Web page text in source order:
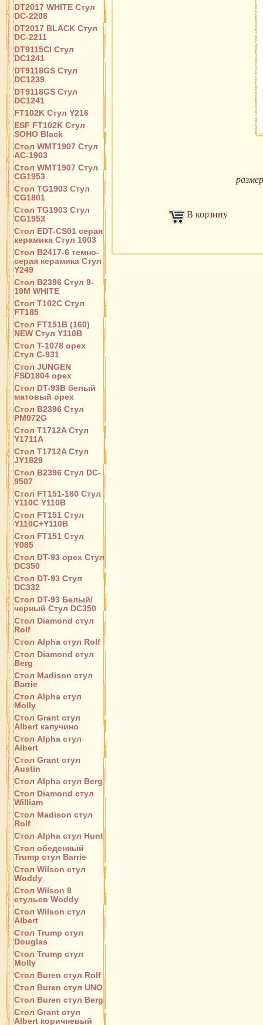
DT2017 WHITE Стул
DC-2208
DT2017 BLACK Стул
DC-2211
DT9115CI Стул
DC1241
DT9118GS Стул
DC1239
DT9118GS Стул
DC1241
FT102K Стул Y216
ESF FT102K Стул
SOHO Black
Стол WMT1907 Стул
AC-1903
Стол WMT1907 Стул
CG1953
Стол TG1903 Стул
CG1801
Стол TG1903 Стул
CG1953
Стол EDT-CS01 серая
керамика Стул 1003
Стол B2417-6 темно-
серая керамика Стул
Y249
Стол B2396 Стул 9-
19M WHITE
Стол T102C Стул
FT185
Стол FT151B (160)
NEW Стул Y110B
Стол T-1078 орех
Стул С-931
Стол JUNGEN
FSD1804 орех
Стол DT-93B белый
матовый орех
Стол B2396 Стул
PM072G
Стол T1712A Стул
Y1711A
Стол T1712A Стул
JY1829
Стол B2396 Стул DC-
9507
Стол FT151-180 Стул
Y110С Y110B
Стол FT151 Стул
Y110C+Y110B
Стол FT151 Стул
Y085
Стол DT-93 орех Стул
DC350
Стол DT-93 Стул
DC332
Стол DT-93 Белый/
черный Стул DC350
Стол Diamond стул
Rolf
Стол Alpha стул Rolf
Стол Diamond стул
Berg
Стол Madison стул
Barrie
Стол Alpha стул
Molly
Стол Grant стул
Albert капучино
Стол Alpha стул
Albert
Стол Grant стул
Austin
Стол Alpha стул Berg
Стол Diamond стул
William
Стол Madison стул
Rolf
Стол Alpha стул Hunt
Стол обеденный
Trump стул Barrie
Стол Wilson стул
Woddy
Стол Wilson 8
стульев Woddy
Стол Wilson стул
Albert
Стол Trump стул
Douglas
Стол Trump стул
Molly
Стол Buren стул Rolf
Стол Buren стул UNO
Стол Buren стул Berg
Стол Grant стул
Albert коричневый
В корзину